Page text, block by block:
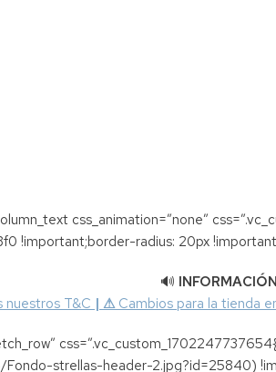
css_animation=”none”
!important;border-radius: 20px
🔊
nuestros T&C | ⚠ Cambios para la tienda
strellas-header-2.jpg?id=25840)